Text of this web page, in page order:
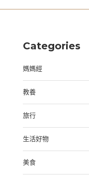
Categories
媽媽經
教養
旅行
生活好物
美食